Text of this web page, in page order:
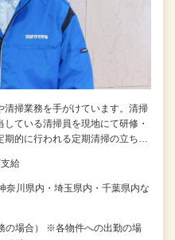
清掃業務を手がけています。清掃
ている清掃員を現地にて研修・
的に行われる定期清掃の立ち…
給
奈川県内・埼玉県内・千葉県内な
の場合） ※各物件への出勤の場